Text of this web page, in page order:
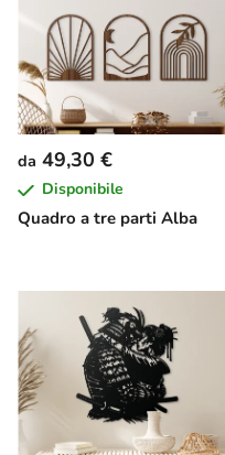
n
c
o
d
e
p
o
o
t
t
Quadro a tre parti Alba
da 49,30 €
Disponibile